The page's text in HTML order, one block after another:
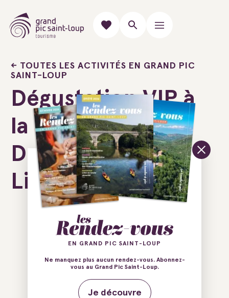
TOUTES LES ACTIVITÉS EN GRAND PIC
SAINT-LOUP
Dégustation VIP à
la barrique -
Domaine Haut-
Lirou
Ajouter au carnet de voyage
34270 Le Triadou
EN GRAND PIC SAINT-LOUP
Ne manquez plus aucun rendez-vous. Abonnez-
vous au Grand Pic Saint-Loup.
Je découvre